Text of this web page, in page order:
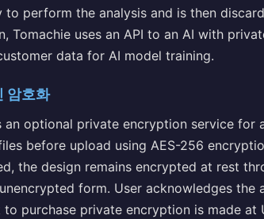
perform the analysis and is then
Tomachie uses an API to an AI with
data for AI model training.
암호화
an optional private encryption service for
before upload using AES-256
the design remains encrypted at rest
form. User acknowledges
purchase private encryption is made at